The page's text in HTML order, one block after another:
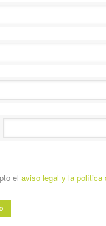
el aviso legal y la política